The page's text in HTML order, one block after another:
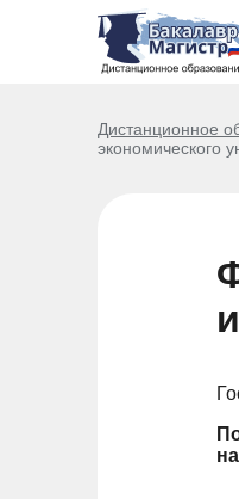
Дистанционное
экономического